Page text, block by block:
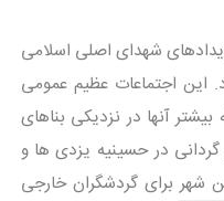
شهدای اصلی اسلامی
این اجتماعات عظیم عمومی
آنها در نزدیکی بناهای
در حسینیه یزدی ها و
شهر برای گردشگران خارجی